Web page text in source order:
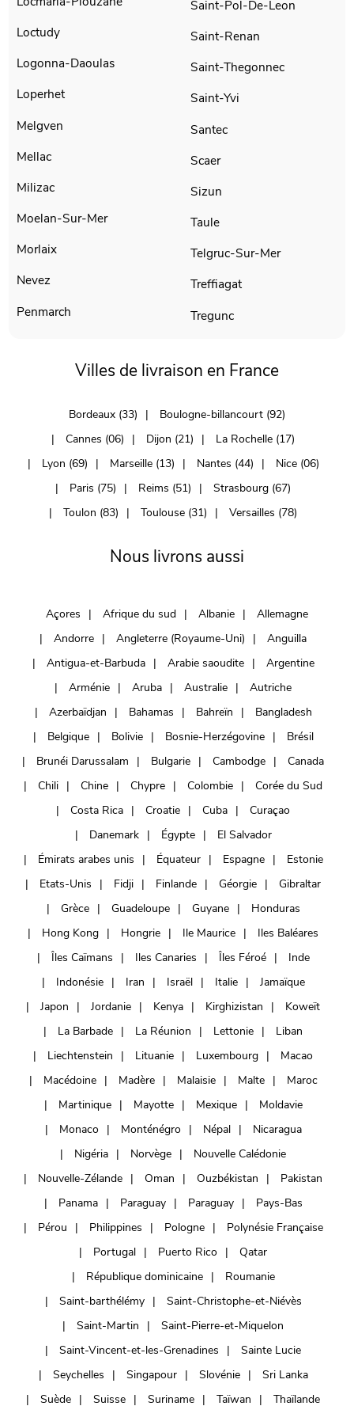
Loctudy
Logonna-Daoulas
Loperhet
Melgven
Mellac
Milizac
Moelan-Sur-Mer
Morlaix
Nevez
Penmarch
Saint-Pol-De-Leon
Saint-Renan
Saint-Thegonnec
Saint-Yvi
Santec
Scaer
Sizun
Taule
Telgruc-Sur-Mer
Treffiagat
Tregunc
Villes de livraison en France
Bordeaux (33)
Boulogne-billancourt (92)
Cannes (06)
Dijon (21)
La Rochelle (17)
Lyon (69)
Marseille (13) Nantes (44)
Nice (06)
Paris (75)
Reims (51)
Strasbourg (67)
Toulon (83)
Toulouse (31) Versailles (78)
Nous livrons aussi
Açores Afrique du sud Albanie
Allemagne
Andorre
Angleterre (Royaume-Uni)
Anguilla
Antigua-et-Barbuda
Arabie saoudite
Argentine
Arménie
Aruba Australie
Autriche
Azerbaïdjan
Bahamas Bahreïn
Bangladesh
Belgique
Bolivie Bosnie-Herzégovine
Brésil
Brunéi Darussalam
Bulgarie Cambodge
Canada
Chili
Chine Chypre Colombie
Corée du Sud
Costa Rica
Croatie Cuba
Curaçao
Danemark
Égypte
El Salvador
Émirats arabes unis
Équateur Espagne
Estonie
Etats-Unis
Fidji Finlande Géorgie
Gibraltar
Grèce
Guadeloupe Guyane
Honduras
Hong Kong
Hongrie Ile Maurice
Iles Baléares
Îles Caïmans
Iles Canaries Îles Féroé
Inde
Indonésie
Iran Israël Italie
Jamaïque
Japon
Jordanie Kenya Kirghizistan
Koweït
La Barbade
La Réunion Lettonie
Liban
Liechtenstein
Lituanie Luxembourg
Macao
Macédoine
Madère Malaisie Malte
Maroc
Martinique
Mayotte Mexique
Moldavie
Monaco
Monténégro Népal
Nicaragua
Nigéria
Norvège
Nouvelle Calédonie
Nouvelle-Zélande
Oman Ouzbékistan
Pakistan
Panama
Paraguay Paraguay
Pays-Bas
Pérou
Philippines Pologne
Polynésie Française
Portugal
Puerto Rico
Qatar
République dominicaine
Roumanie
Saint-barthélémy
Saint-Christophe-et-Niévès
Saint-Martin
Saint-Pierre-et-Miquelon
Saint-Vincent-et-les-Grenadines
Sainte Lucie
Seychelles
Singapour Slovénie
Sri Lanka
Suède
Suisse Suriname Taïwan Thaïlande